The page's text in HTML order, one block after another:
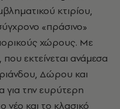
κτιρίου,
«πράσινο»
χώρους. Με
εκτείνεται ανάμεσα
Δώρου και
για την ευρύτερη
νέο και το κλασικό